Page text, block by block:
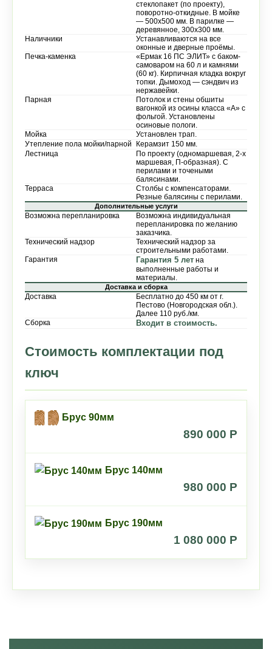
стеклопакет (по проекту),
поворотно-откидные. В мойке
— 500х500 мм. В парилке —
деревянное, 300х300 мм.
Наличники
Устанавливаются на все
оконные и дверные проёмы.
Печка-каменка
«Ермак 16 ПС ЭЛИТ» с баком-
самоваром на 60 л и камнями
(60 кг). Кирпичная кладка вокруг
топки. Дымоход — сэндвич из
нержавейки.
Парная
Потолок и стены обшиты
вагонкой из осины класса «А» с
фольгой. Установлены
осиновые пологи.
Мойка Установлен трап.
Утепление пола мойки/парной Керамзит 150 мм.
Лестница
По проекту (одномаршевая, 2-х
маршевая, П-образная). С
перилами и точеными
балясинами.
Терраса
Столбы с компенсаторами.
Резные балясины с перилами.
Дополнительные услуги
Возможна перепланировка
Возможна индивидуальная
перепланировка по желанию
заказчика.
Технический надзор
Технический надзор за
строительными работами.
Гарантия Гарантия 5 лет на
выполненные работы и
материалы.
Доставка и сборка
Доставка
Бесплатно до 450 км от г.
Пестово (Новгородская обл.).
Далее 110 руб./км.
Сборка Входит в стоимость.
Стоимость комплектации под
ключ
Брус 90мм
890 000 P
Брус 140мм
980 000 P
Брус 190мм
1 080 000 P